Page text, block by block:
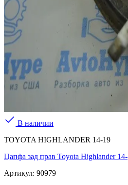
В наличии
TOYOTA HIGHLANDER 14-19
Цапфа зад прав Toyota Highlander 14-
Артикул: 90979